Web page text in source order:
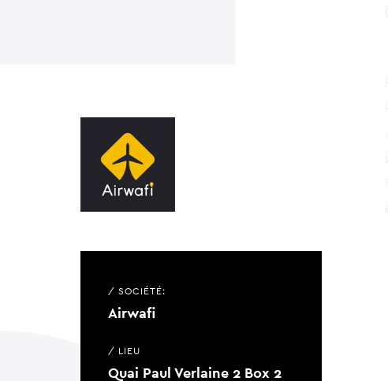
/ SOCIÉTÉ:
Airwafi
/ LIEU
Quai Paul Verlaine 2 Box 2